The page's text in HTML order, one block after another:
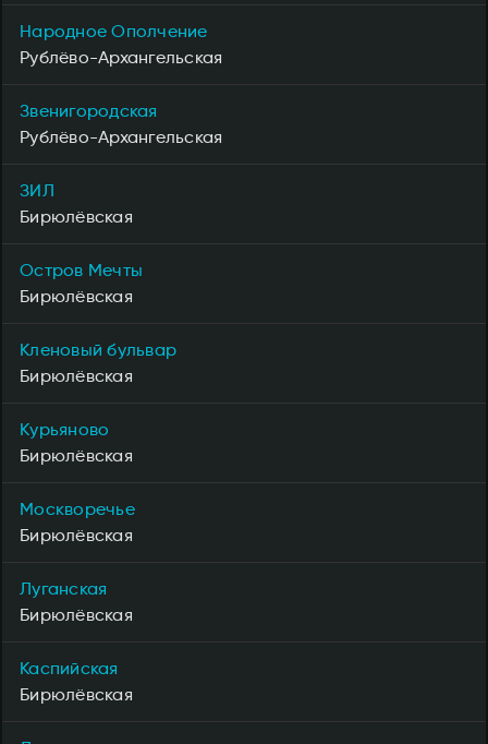
Народное Ополчение
Рублёво-Архангельская
Звенигородская
Рублёво-Архангельская
ЗИЛ
Бирюлёвская
Остров Мечты
Бирюлёвская
Кленовый бульвар
Бирюлёвская
Курьяново
Бирюлёвская
Москворечье
Бирюлёвская
Луганская
Бирюлёвская
Каспийская
Бирюлёвская